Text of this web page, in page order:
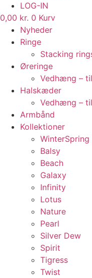
LOG-IN
0,00 kr. 0 Kurv
Nyheder
Ringe
Stacking
Øreringe
Vedhæng –
Halskæder
Vedhæng –
Armbånd
Kollektioner
Balsy
Beach
Galaxy
Infinity
Lotus
Nature
Pearl
Silver Dew
Spirit
Tigress
Twist